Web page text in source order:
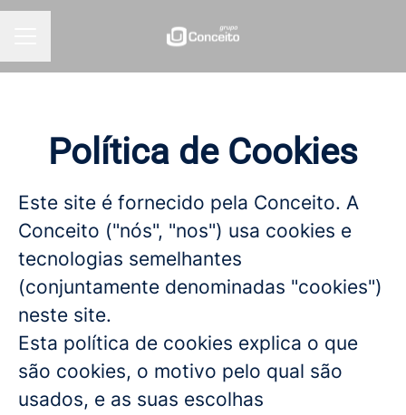
Política de Cookies
Este site é fornecido pela Conceito. A
Conceito ("nós", "nos") usa cookies e
tecnologias semelhantes
(conjuntamente denominadas "cookies")
neste site.
Esta política de cookies explica o que
são cookies, o motivo pelo qual são
usados, e as suas escolhas